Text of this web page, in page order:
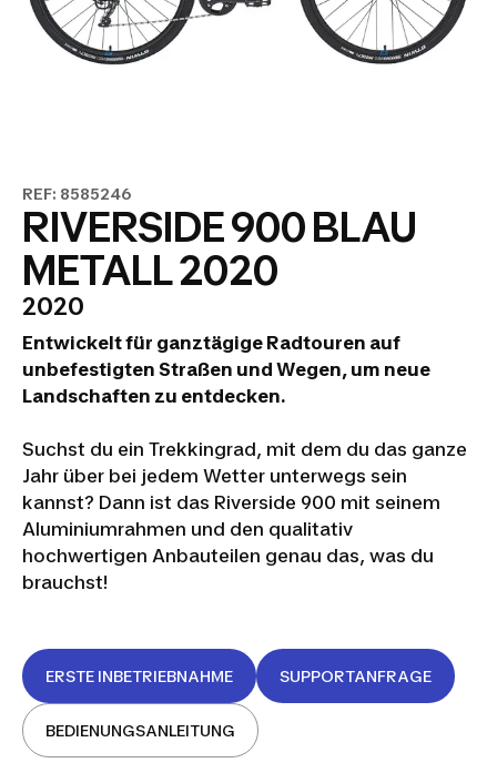
REF: 8585246
RIVERSIDE 900 BLAU
METALL 2020
2020
Entwickelt für ganztägige Radtouren auf
unbefestigten Straßen und Wegen, um neue
Landschaften zu entdecken.
Suchst du ein Trekkingrad, mit dem du das ganze
Jahr über bei jedem Wetter unterwegs sein
kannst? Dann ist das Riverside 900 mit seinem
Aluminiumrahmen und den qualitativ
hochwertigen Anbauteilen genau das, was du
brauchst!
ERSTE INBETRIEBNAHME SUPPORTANFRAGE
BEDIENUNGSANLEITUNG